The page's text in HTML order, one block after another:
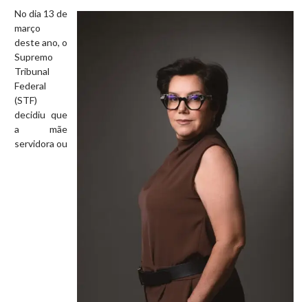
No dia 13 de
março
deste ano, o
Supremo
Tribunal
Federal
(STF)
decidiu que
a mãe
servidora ou